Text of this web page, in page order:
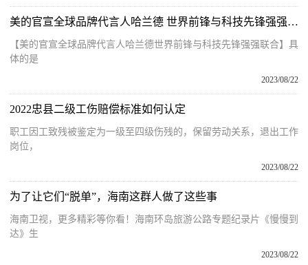
美的官宣全球品牌代言人哈兰德 世界前锋与科技先锋强强联合 具体是什么情况?
【美的官宣全球品牌代言人哈兰德世界前锋与科技先锋强强联合】具
体的是
2023/08/22
2022忠县二级工伤赔偿标准如何认定
职工因工致残被鉴定为一级至四级伤残的，保留劳动关系，退出工作
岗位，
2023/08/22
为了让它们“脱单”，海南这群人做了这些事
海南卫视，更多精彩等你看！海南环岛旅游公路专题纪录片《慢慢到
达》生
2023/08/22